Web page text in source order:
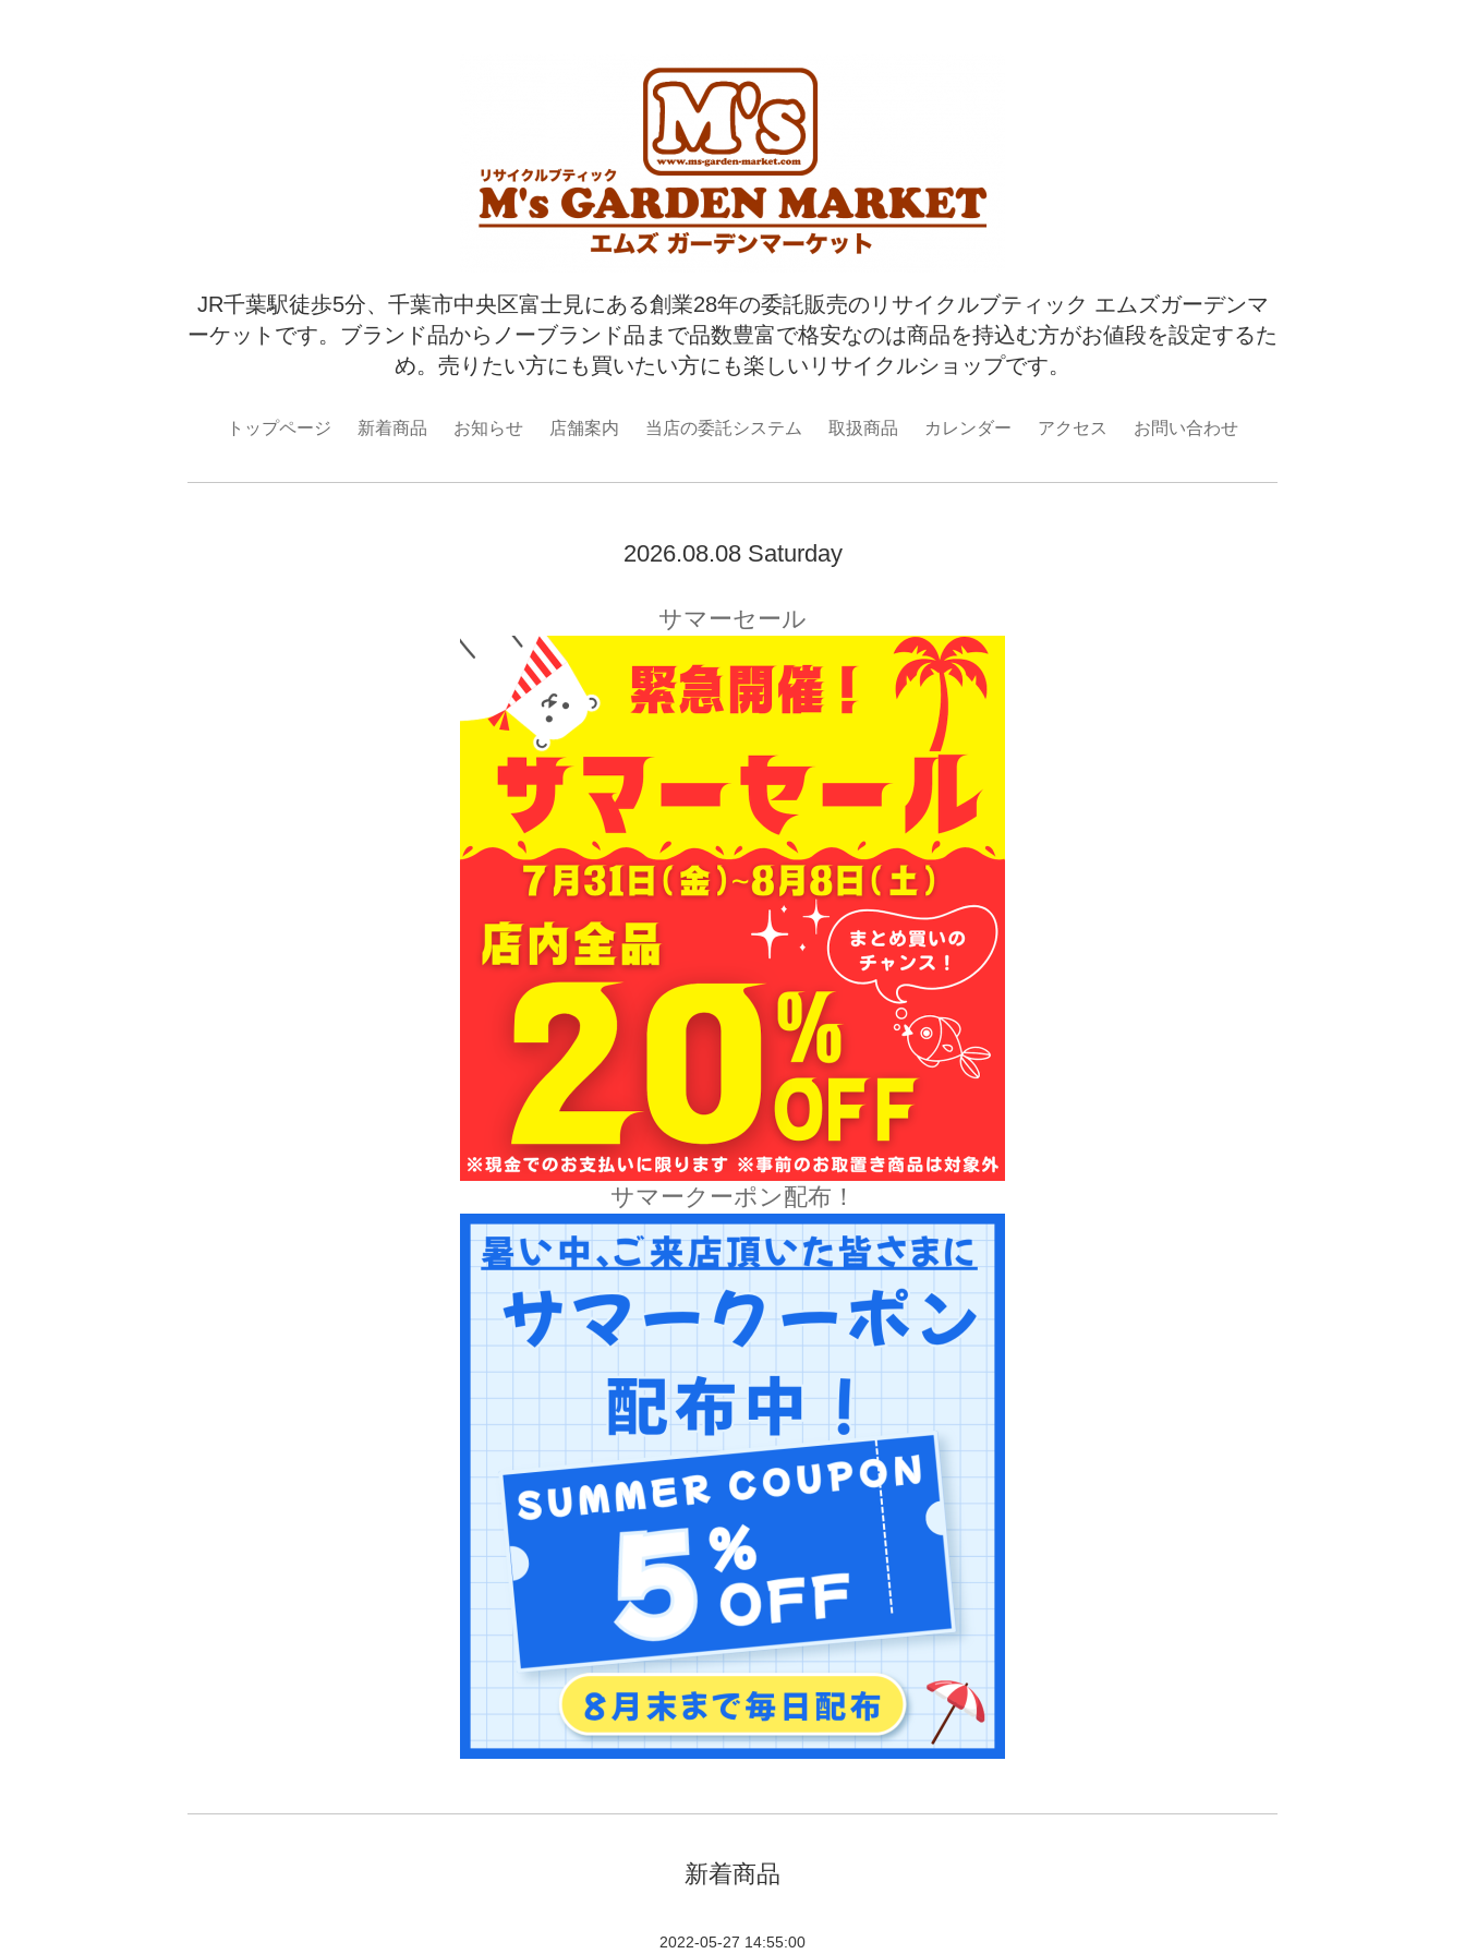
JR千葉駅徒歩5分、千葉市中央区富士見にある創業28年の委託販売のリサイクルブティック エムズガーデンマ
ーケットです。ブランド品からノーブランド品まで品数豊富で格安なのは商品を持込む方がお値段を設定するた
め。売りたい方にも買いたい方にも楽しいリサイクルショップです。
トップページ 新着商品 お知らせ 店舗案内 当店の委託システム 取扱商品 カレンダー アクセス お問い合わせ
2026.08.08 Saturday
サマーセール
サマークーポン配布！
新着商品
2022-05-27 14:55:00